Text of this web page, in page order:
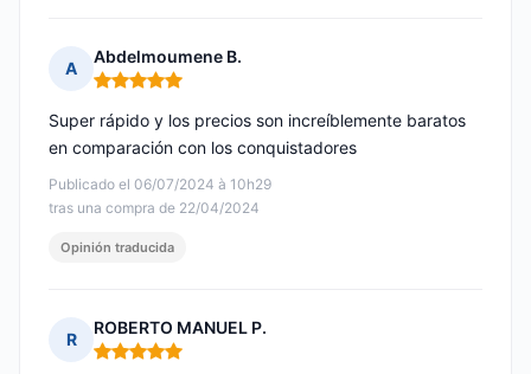
A
Abdelmoumene B.
Nota: 5 de 5
Publicado el 06/07/2024 à 10h29
tras una compra de 22/04/2024
Super rápido y los precios son increíblemente baratos
en comparación con los conquistadores
Opinión traducida
R
ROBERTO MANUEL P.
Nota: 5 de 5